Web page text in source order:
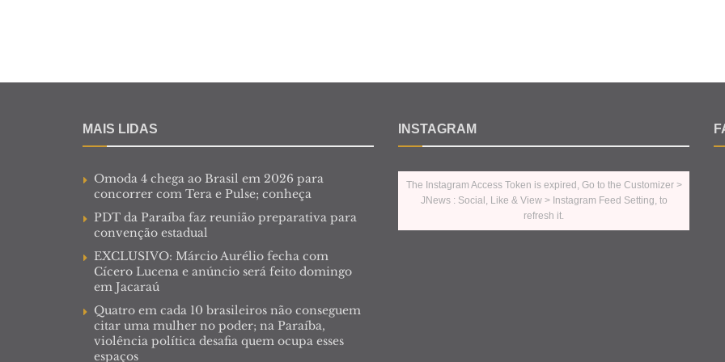
MAIS LIDAS
Omoda 4 chega ao Brasil em 2026 para
concorrer com Tera e Pulse; conheça
PDT da Paraíba faz reunião preparativa para
convenção estadual
EXCLUSIVO: Márcio Aurélio fecha com
Cícero Lucena e anúncio será feito domingo
em Jacaraú
Quatro em cada 10 brasileiros não conseguem
citar uma mulher no poder; na Paraíba,
violência política desafia quem ocupa esses
espaços
INSTAGRAM
The Instagram Access Token is expired, Go to the Customizer >
JNews : Social, Like & View > Instagram Feed Setting, to
refresh it.